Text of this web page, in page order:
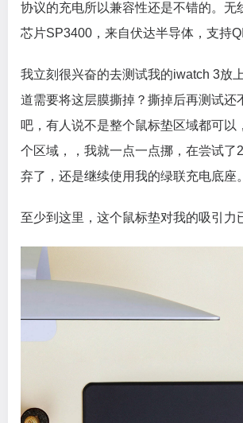
协议的充电所以兼容性还是不错的。无
芯片SP3400，来自伏达半导体，支持QI
我立刻很兴奋的去测试我的iwatch 3放
道需要将这层膜撕掉？撕掉后再测试还
吧，有人说不是整个鼠标垫区域都可以
个区域，，我就一点一点挪，在尝试了
弃了，还是继续使用我的绿联充电底座。
至少到这里，这个鼠标垫对我的吸引力